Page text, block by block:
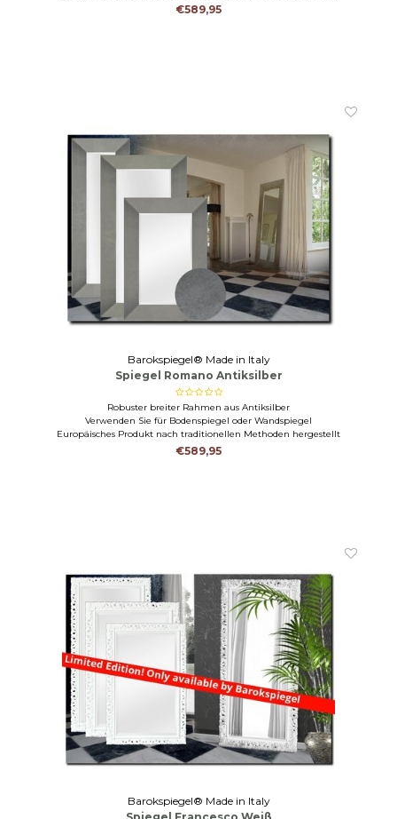
€589,95
Barokspiegel® Made in Italy
Spiegel Romano Antiksilber
Robuster breiter Rahmen aus Antiksilber
Verwenden Sie für Bodenspiegel oder Wandspiegel
Europäisches Produkt nach traditionellen Methoden hergestellt
€589,95
Barokspiegel® Made in Italy